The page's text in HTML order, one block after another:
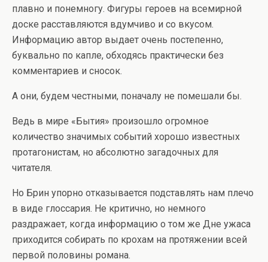
плавно и понемногу. Фигуры героев на всемирной
доске расставляются вдумчиво и со вкусом.
Информацию автор выдает очень постепенно,
буквально по капле, обходясь практически без
комментариев и сносок.
А они, будем честными, поначалу не помешали бы.
Ведь в мире «Бытия» произошло огромное
количество значимых событий хорошо известных
протагонистам, но абсолютно загадочных для
читателя.
Но Брин упорно отказывается подставлять нам плечо
в виде глоссария. Не критично, но немного
раздражает, когда информацию о том же Дне ужаса
приходится собирать по крохам на протяжении всей
первой половины романа.